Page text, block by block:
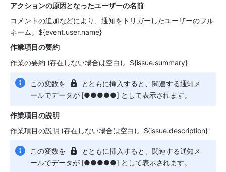
アクションの原因となったユーザーの名前
コメントの追加などにより、通知をトリガーしたユーザーのフル
ネーム。${event.user.name}
作業項目の要約
作業の要約 (存在しない場合は空白)。${issue.summary}
この変数を
とともに挿入すると、関連する通知メ
ールでデータが [●●●●●] として表示されます。
作業項目の説明
作業項目の説明 (存在しない場合は空白)。${issue.description}
この変数を
とともに挿入すると、関連する通知メ
ールでデータが [●●●●●] として表示されます。